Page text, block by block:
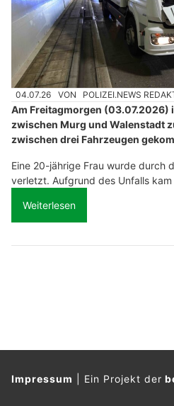
04.07.26 VON POLIZEI.NEWS
Am Freitagmorgen (03.07.2026)
zwischen Murg und Walenstadt
zwischen drei Fahrzeugen
Eine 20-jährige Frau wurde durch
verletzt. Aufgrund des Unfalls
Weiterlesen
Impressum Ein Projekt der